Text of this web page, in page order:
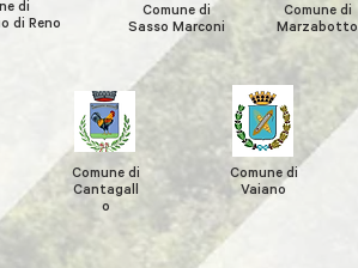
di
di Reno
Comune di
Sasso Marconi
Comune di
Marzabotto
Comune di
Cantagall
o
Comune di
Vaiano